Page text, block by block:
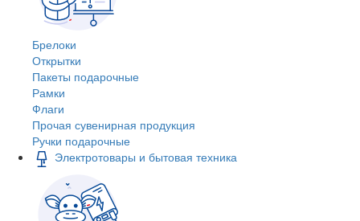
Брелоки
Открытки
Пакеты подарочные
Рамки
Флаги
Прочая сувенирная продукция
Ручки подарочные
Электротовары и бытовая техника